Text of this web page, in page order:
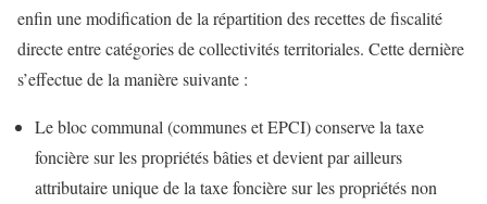
enfin une modification de la répartition des recettes de fiscalité
directe entre catégories de collectivités territoriales. Cette dernière
s’effectue de la manière suivante :
Le bloc communal (communes et EPCI) conserve la taxe
foncière sur les propriétés bâties et devient par ailleurs
attributaire unique de la taxe foncière sur les propriétés non